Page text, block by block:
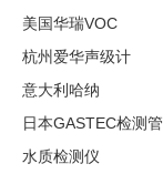
美国华瑞VOC
杭州爱华声级计
意大利哈纳
日本GASTEC检测管
水质检测仪